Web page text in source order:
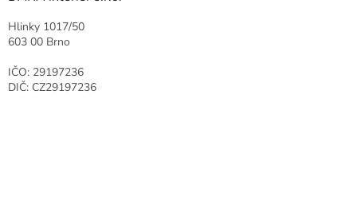
Hlinky 1017/50
603 00 Brno
IČO: 29197236
DIČ: CZ29197236